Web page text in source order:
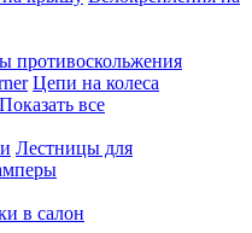
противоскольжения
Цепи на колеса
все
Лестницы для
в салон